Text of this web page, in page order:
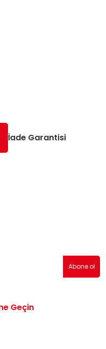
İade Garantisi
Abone ol
Geçin